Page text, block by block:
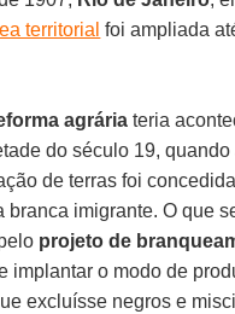
territorial foi ampliada
agrária teria
do século 19, quando
de terras foi
branca imigrante. O que
projeto de
implantar o modo de
excluísse negros e